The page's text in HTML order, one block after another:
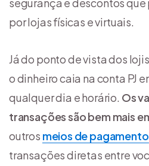
por lojas físicas e virtuais.
Já do ponto de vista dos
o dinheiro caia na conta PJ
qualquer dia e horário. Os
transações são bem mais
outros meios de pagamento
transações diretas entre